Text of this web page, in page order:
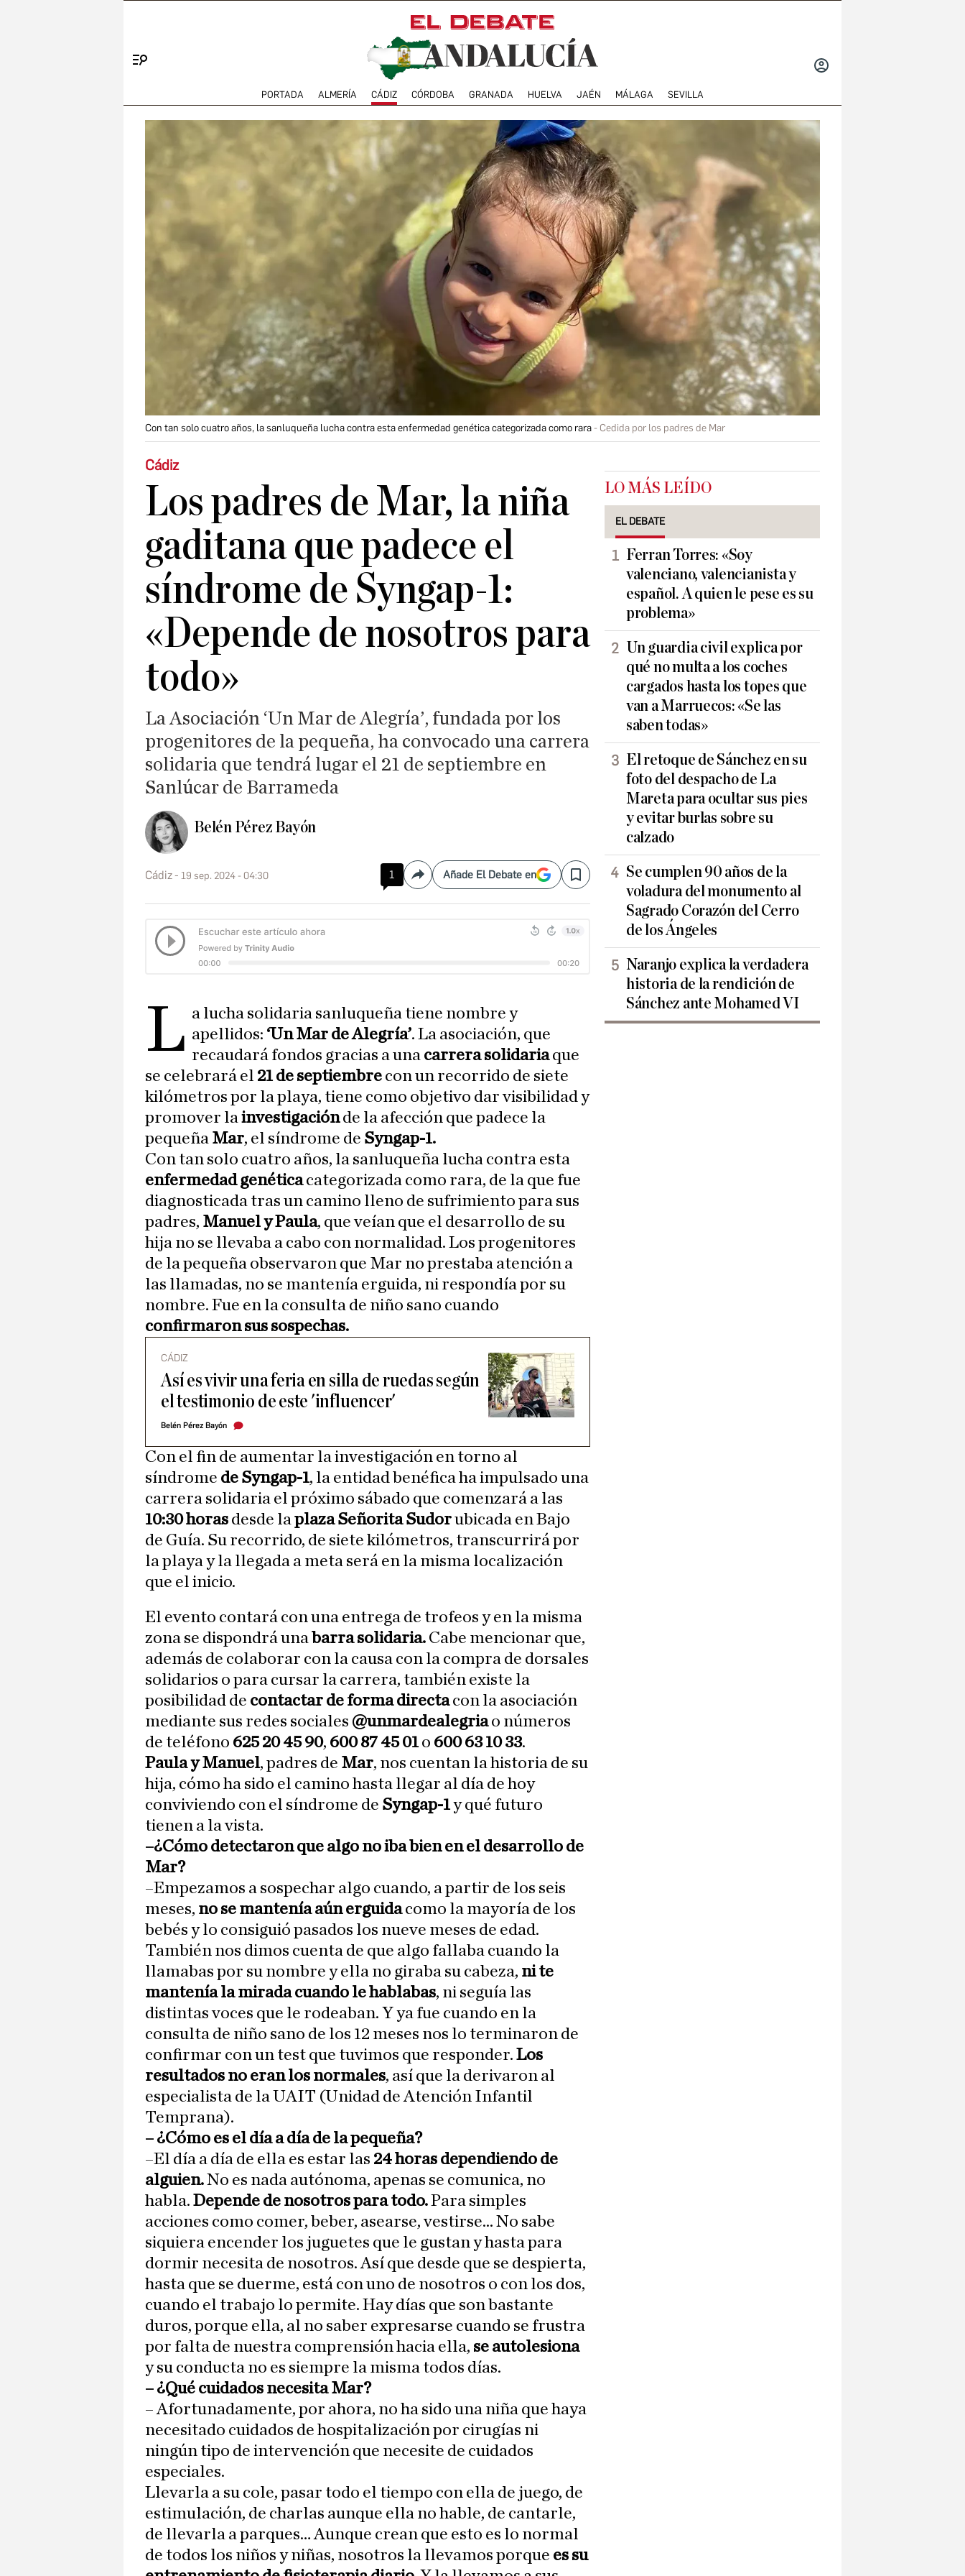
PORTADA ALMERÍA CÁDIZ CÓRDOBA GRANADA HUELVA JAÉN MÁLAGA SEVILLA
Con tan solo cuatro años, la sanluqueña lucha contra esta enfermedad genética categorizada como rara Cedida por los padres de Mar
Cádiz
Los padres de Mar, la niña
gaditana que padece el
síndrome de Syngap-1:
«Depende de nosotros para
todo»
La Asociación ‘Un Mar de Alegría’, fundada por los
progenitores de la pequeña, ha convocado una carrera
solidaria que tendrá lugar el 21 de septiembre en
Sanlúcar de Barrameda
Belén Pérez Bayón
Cádiz 19 sep. 2024 - 04:30 1 CompartirAñade El Debate en Save
L a lucha solidaria sanluqueña tiene nombre y
apellidos: ‘Un Mar de Alegría’. La asociación, que
recaudará fondos gracias a una carrera solidariaque
se celebrará el 21 de septiembre con un recorrido de siete
kilómetros por la playa, tiene como objetivo dar visibilidad y
promover lainvestigaciónde la afección que padece la
pequeña Mar, el síndrome de Syngap-1.
Con tan solo cuatro años, la sanluqueña lucha contra esta
enfermedad genéticacategorizada como rara, de la que fue
diagnosticada tras un camino lleno de sufrimiento para sus
padres, Manuel y Paula, que veían que el desarrollo de su
hija no se llevaba a cabo con normalidad. Los progenitores
de la pequeña observaron que Mar no prestaba atención a
las llamadas, no se mantenía erguida, ni respondía por su
nombre. Fue en la consulta de niño sano cuando
confirmaron sus sospechas.
CÁDIZ
Así es vivir una feria en silla de ruedas según
el testimonio de este 'influencer'
Belén Pérez Bayón
Con el fin de aumentar la investigación en torno al
síndrome de Syngap-1, la entidad benéfica ha impulsado una
carrera solidaria el próximo sábado que comenzará a las
10:30 horas desde laplaza Señorita Sudorubicada en Bajo
de Guía. Su recorrido, de siete kilómetros, transcurrirá por
la playa y la llegada a meta será en la misma localización
que el inicio.
El evento contará con una entrega de trofeos y en la misma
zona se dispondrá unabarra solidaria. Cabe mencionar que,
además de colaborar con la causa con la compra de dorsales
solidarios o para cursar la carrera, también existe la
posibilidad de contactar de forma directacon la asociación
mediante sus redes sociales @unmardealegriao números
de teléfono 625 20 45 90, 600 87 45 01o 600 63 10 33.
Paula y Manuel, padres de Mar, nos cuentan la historia de su
hija, cómo ha sido el camino hasta llegar al día de hoy
conviviendo con el síndrome de Syngap-1y qué futuro
tienen a la vista.
–¿Cómo detectaron que algo no iba bien en el desarrollo de
Mar?
–Empezamos a sospechar algo cuando, a partir de los seis
meses, no se mantenía aún erguidacomo la mayoría de los
bebés y lo consiguió pasados los nueve meses de edad.
También nos dimos cuenta de que algo fallaba cuando la
llamabas por su nombre y ella no giraba su cabeza, ni te
mantenía la mirada cuando le hablabas, ni seguía las
distintas voces que le rodeaban. Y ya fue cuando en la
consulta de niño sano de los 12 meses nos lo terminaron de
confirmar con un test que tuvimos que responder. Los
resultados no eran los normales, así que la derivaron al
especialista de la UAIT (Unidad de Atención Infantil
Temprana).
– ⁠¿Cómo es el día a día de la pequeña?
–El día a día de ella es estar las 24 horas dependiendo de
alguien.No es nada autónoma, apenas se comunica, no
habla. Depende de nosotros para todo.Para simples
acciones como comer, beber, asearse, vestirse... No sabe
siquiera encender los juguetes que le gustan y hasta para
dormir necesita de nosotros. Así que desde que se despierta,
hasta que se duerme, está con uno de nosotros o con los dos,
cuando el trabajo lo permite. Hay días que son bastante
duros, porque ella, al no saber expresarse cuando se frustra
por falta de nuestra comprensión hacia ella, se autolesiona
y su conducta no es siempre la misma todos días.
– ¿Qué cuidados necesita Mar?
– Afortunadamente, por ahora, no ha sido una niña que haya
necesitado cuidados de hospitalización por cirugías ni
ningún tipo de intervención que necesite de cuidados
especiales.
Llevarla a su cole, pasar todo el tiempo con ella de juego, de
estimulación, de charlas aunque ella no hable, de cantarle,
de llevarla a parques… Aunque crean que esto es lo normal
de todos los niños y niñas, nosotros la llevamos porque es su
LO MÁS LEÍDO
EL DEBATE
Ferran Torres: «Soy
valenciano, valencianista y
español. A quien le pese es su
problema»
Un guardia civil explica por
qué no multa a los coches
cargados hasta los topes que
van a Marruecos: «Se las
saben todas»
El retoque de Sánchez en su
foto del despacho de La
Mareta para ocultar sus pies
y evitar burlas sobre su
calzado
Se cumplen 90 años de la
voladura del monumento al
Sagrado Corazón del Cerro
de los Ángeles
Naranjo explica la verdadera
historia de la rendición de
Sánchez ante Mohamed VI